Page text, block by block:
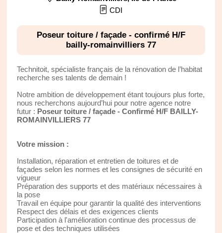
CDI
Poseur toiture / façade - confirmé H/F
bailly-romainvilliers 77
Technitoit, spécialiste français de la rénovation de l’habitat
recherche ses talents de demain !
Notre ambition de développement étant toujours plus forte,
nous recherchons aujourd’hui pour notre agence notre
futur : Poseur toiture / façade - Confirmé H/F BAILLY-
ROMAINVILLIERS 77
Votre mission :
Installation, réparation et entretien de toitures et de
façades selon les normes et les consignes de sécurité en
vigueur
Préparation des supports et des matériaux nécessaires à
la pose
Travail en équipe pour garantir la qualité des interventions
Respect des délais et des exigences clients
Participation à l'amélioration continue des processus de
pose et des techniques utilisées